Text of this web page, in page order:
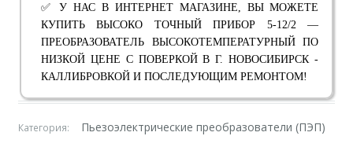
✅ У НАС В ИНТЕРНЕТ МАГАЗИНЕ, ВЫ МОЖЕТЕ
КУПИТЬ ВЫСОКО ТОЧНЫЙ ПРИБОР 5-12/2 —
ПРЕОБРАЗОВАТЕЛЬ ВЫСОКОТЕМПЕРАТУРНЫЙ ПО
НИЗКОЙ ЦЕНЕ С ПОВЕРКОЙ В Г. НОВОСИБИРСК -
КАЛЛИБРОВКОЙ И ПОСЛЕДУЮЩИМ РЕМОНТОМ!
Категория: Пьезоэлектрические преобразователи (ПЭП)